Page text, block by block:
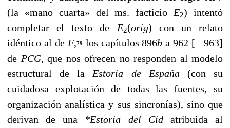
(la «mano cuarta» del ms. facticio E2) intentó
completar el texto de E2(orig)
con un relato
idéntico al de F,79 los capítulos 896ba 962 [= 963]
de PCG, que nos ofrecen no responden al modelo
estructural de la Estoria de España (con su
cuidadosa explotación de todas las fuentes, su
organización analística y sus sincronías), sino que
derivan de una *Estoria del Cid atribuida al